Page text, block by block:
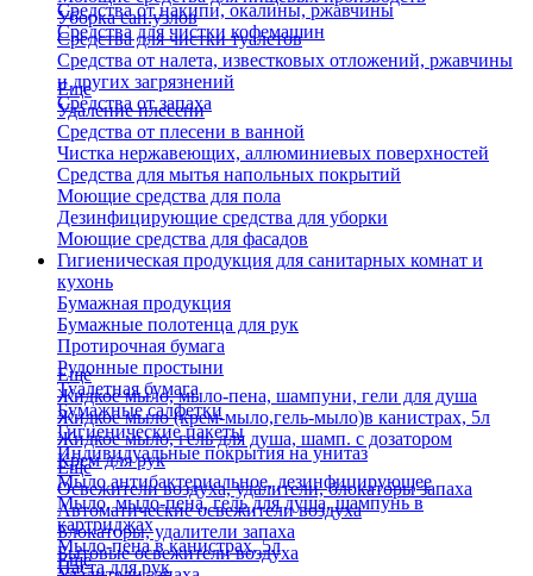
Средства от накипи, окалины, ржавчины
Средства для чистки кофемашин
Уборка сан.узлов
Средства для чистки туалетов
Средства от налета, известковых отложений, ржавчины
и других загрязнений
Средства от запаха
Еще
Удаление плесени
Средства от плесени в ванной
Чистка нержавеющих, аллюминиевых поверхностей
Средства для мытья напольных покрытий
Моющие средства для пола
Дезинфицирующие средства для уборки
Моющие средства для фасадов
Гигиеническая продукция для санитарных комнат и
кухонь
Бумажная продукция
Бумажные полотенца для рук
Протирочная бумага
Рулонные простыни
Туалетная бумага
Бумажные салфетки
Гигиенические пакеты
Индивидуальные покрытия на унитаз
Еще
Жидкое мыло, мыло-пена, шампуни, гели для душа
Жидкое мыло (крем-мыло,гель-мыло)в канистрах, 5л
Жидкое мыло, гель для душа, шамп. с дозатором
Крем для рук
Мыло антибактериальное, дезинфицирующее
Мыло, мыло-пена, гель для душа, шампунь в
картриджах
Мыло-пена в канистрах, 5л
Паста для рук
Еще
Освежители воздуха, удалители, блокаторы запаха
Автоматические освежители воздуха
Блокаторы, удалители запаха
Бытовые освежители воздуха
Еще